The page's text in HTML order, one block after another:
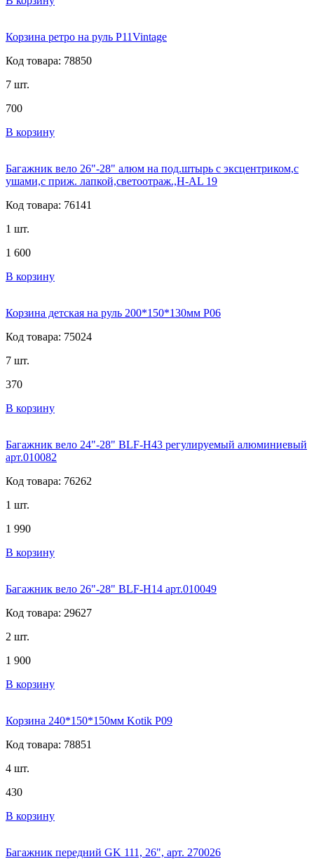
Корзина ретро на руль P11Vintage
Код товара: 78850
7 шт.
700
В корзину
Багажник вело 26"-28" алюм на под.штырь с эксцентриком,с
ушами,с приж. лапкой,светоотраж.,H-AL 19
Код товара: 76141
1 шт.
1 600
В корзину
Корзина детская на руль 200*150*130мм P06
Код товара: 75024
7 шт.
370
В корзину
Багажник вело 24"-28" BLF-H43 регулируемый алюминиевый
арт.010082
Код товара: 76262
1 шт.
1 990
В корзину
Багажник вело 26"-28" BLF-H14 арт.010049
Код товара: 29627
2 шт.
1 900
В корзину
Корзина 240*150*150мм Kotik P09
Код товара: 78851
4 шт.
430
В корзину
Багажник передний GK 111, 26", арт. 270026